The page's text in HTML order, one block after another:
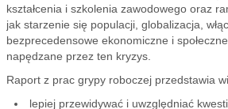
kształcenia i szkolenia zawodowego oraz
jak starzenie się populacji, globalizacja,
bezprecedensowe ekonomiczne i
napędzane przez ten kryzys.
Raport z prac grypy roboczej przedstawia
lepiej przewidywać i uwzględniać